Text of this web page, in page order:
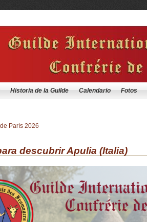
Historia de la Guilde Calendario Fotos
París 2026
descubrir Apulia (Italia)